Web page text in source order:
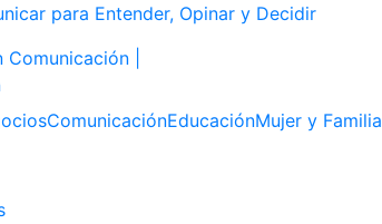
para Entender, Opinar y Decidir
ComunicaciónEducaciónMujer y Familia